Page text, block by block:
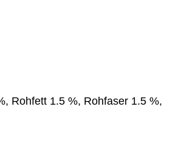
Rohfett 1.5 %, Rohfaser 1.5 %,